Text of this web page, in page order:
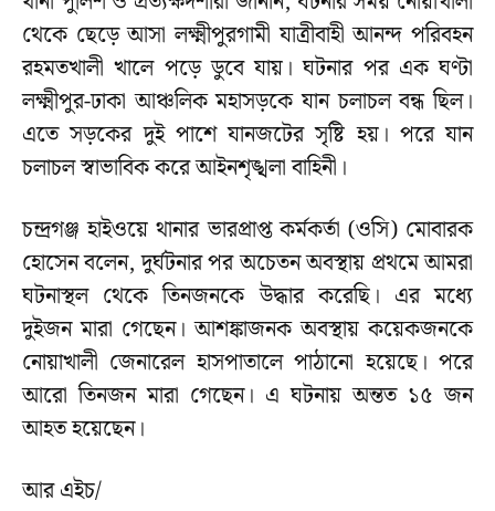
থেকে ছেড়ে আসা লক্ষ্মীপুরগামী যাত্রীবাহী আনন্দ পরিবহন
রহমতখালী খালে পড়ে ডুবে যায়। ঘটনার পর এক ঘণ্টা
লক্ষ্মীপুর-ঢাকা আঞ্চলিক মহাসড়কে যান চলাচল বন্ধ ছিল।
এতে সড়কের দুই পাশে যানজটের সৃষ্টি হয়। পরে যান
চলাচল স্বাভাবিক করে আইনশৃঙ্খলা বাহিনী।
চন্দ্রগঞ্জ হাইওয়ে থানার ভারপ্রাপ্ত কর্মকর্তা (ওসি) মোবারক
হোসেন বলেন, দুর্ঘটনার পর অচেতন অবস্থায় প্রথমে আমরা
ঘটনাস্থল থেকে তিনজনকে উদ্ধার করেছি। এর মধ্যে
দুইজন মারা গেছেন। আশঙ্কাজনক অবস্থায় কয়েকজনকে
নোয়াখালী জেনারেল হাসপাতালে পাঠানো হয়েছে। পরে
আরো তিনজন মারা গেছেন। এ ঘটনায় অন্তত ১৫ জন
আহত হয়েছেন।
আর এইচ/